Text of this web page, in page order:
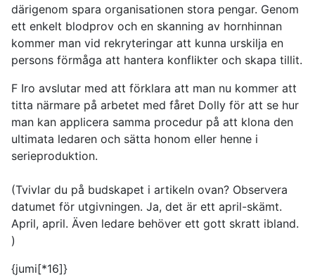
därigenom spara organisationen stora pengar. Genom
ett enkelt blodprov och en skanning av hornhinnan
kommer man vid rekryteringar att kunna urskilja en
persons förmåga att hantera konflikter och skapa tillit.
F Iro avslutar med att förklara att man nu kommer att
titta närmare på arbetet med fåret Dolly för att se hur
man kan applicera samma procedur på att klona den
ultimata ledaren och sätta honom eller henne i
serieproduktion.
(Tvivlar du på budskapet i artikeln ovan? Observera
datumet för utgivningen. Ja, det är ett april-skämt.
April, april. Även ledare behöver ett gott skratt ibland.
)
{jumi[*16]}